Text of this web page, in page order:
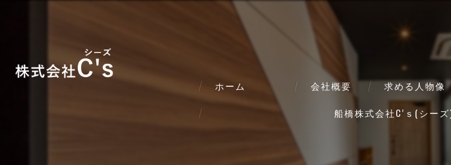
ホーム 会社概要 求める人物像
船橋株式会社C’ｓ(シー